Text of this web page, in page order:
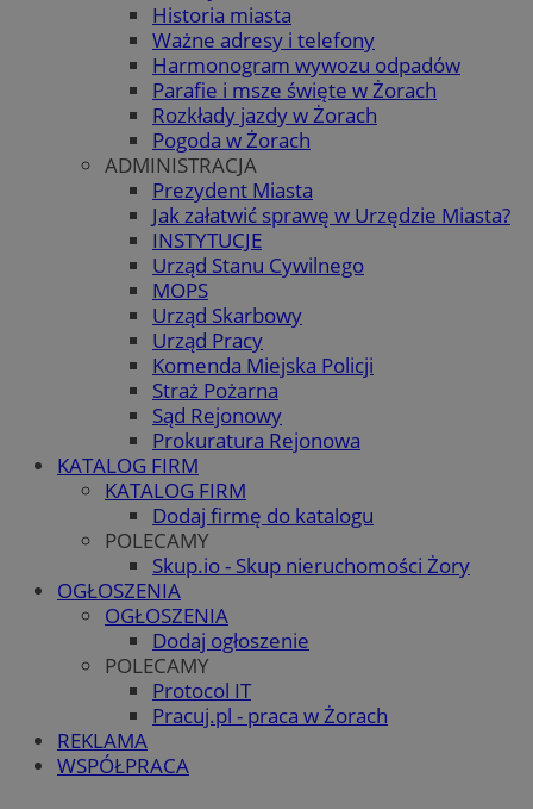
Historia miasta
Ważne adresy i telefony
Harmonogram wywozu odpadów
Parafie i msze święte w Żorach
Rozkłady jazdy w Żorach
Pogoda w Żorach
ADMINISTRACJA
Prezydent Miasta
Jak załatwić sprawę w Urzędzie Miasta?
INSTYTUCJE
Urząd Stanu Cywilnego
MOPS
Urząd Skarbowy
Urząd Pracy
Komenda Miejska Policji
Straż Pożarna
Sąd Rejonowy
Prokuratura Rejonowa
KATALOG FIRM
KATALOG FIRM
Dodaj firmę do katalogu
POLECAMY
Skup.io - Skup nieruchomości Żory
OGŁOSZENIA
OGŁOSZENIA
Dodaj ogłoszenie
POLECAMY
Protocol IT
Pracuj.pl - praca w Żorach
REKLAMA
WSPÓŁPRACA